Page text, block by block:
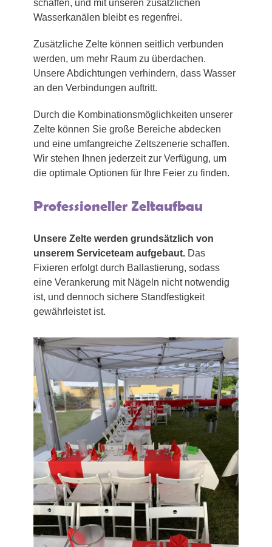
schaffen, und mit unseren zusätzlichen
Wasserkanälen bleibt es regenfrei.
Zusätzliche Zelte können seitlich verbunden
werden, um mehr Raum zu überdachen.
Unsere Abdichtungen verhindern, dass Wasser
an den Verbindungen auftritt.
Durch die Kombinationsmöglichkeiten unserer
Zelte können Sie große Bereiche abdecken
und eine umfangreiche Zeltszenerie schaffen.
Wir stehen Ihnen jederzeit zur Verfügung, um
die optimale Optionen für Ihre Feier zu finden.
Professioneller Zeltaufbau
Unsere Zelte werden grundsätzlich von
unserem Serviceteam aufgebaut. Das
Fixieren erfolgt durch Ballastierung, sodass
eine Verankerung mit Nägeln nicht notwendig
ist, und dennoch sichere Standfestigkeit
gewährleistet ist.